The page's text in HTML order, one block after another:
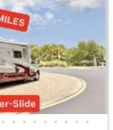
• • • • • • • • •